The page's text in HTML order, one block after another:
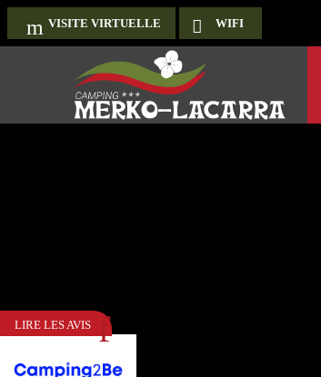
VISITE VIRTUELLE WIFI
LIRE LES AVIS